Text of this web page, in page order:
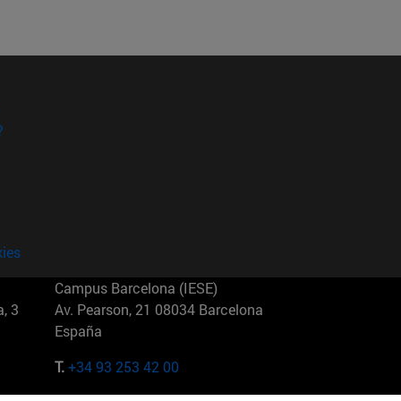
3
Campus Barcelona (IESE)
Av. Pearson, 21 08034 Barcelona
España
T.+34 93 253 42 00